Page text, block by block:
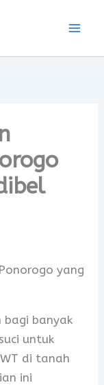
yang
banyak
untuk
di tanah
ini